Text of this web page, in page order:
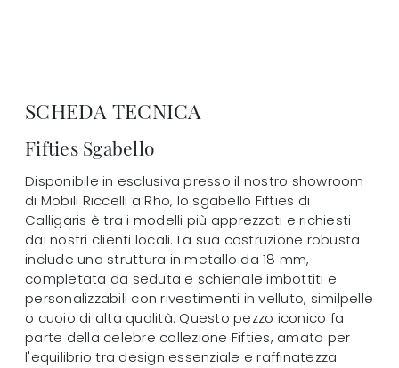
SCHEDA TECNICA
Fifties Sgabello
Disponibile in esclusiva presso il nostro showroom
di Mobili Riccelli a Rho, lo sgabello Fifties di
Calligaris è tra i modelli più apprezzati e richiesti
dai nostri clienti locali. La sua costruzione robusta
include una struttura in metallo da 18 mm,
completata da seduta e schienale imbottiti e
personalizzabili con rivestimenti in velluto, similpelle
o cuoio di alta qualità. Questo pezzo iconico fa
parte della celebre collezione Fifties, amata per
l'equilibrio tra design essenziale e raffinatezza.